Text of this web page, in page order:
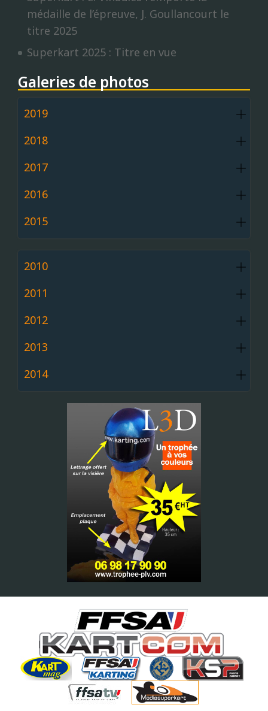
médaille de l’épreuve, J. Goullancourt le
titre 2025
Superkart 2025 : Titre en vue
Galeries de photos
2019
2018
2017
2016
2015
2010
2011
2012
2013
2014